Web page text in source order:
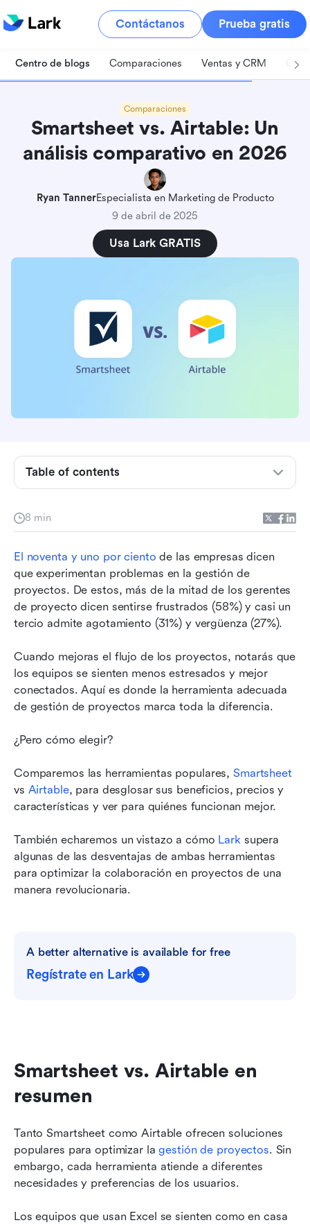
Contáctanos Prueba gratis
Centro de blogs Comparaciones Ventas y CRM
Comparaciones
Smartsheet vs. Airtable: Un
análisis comparativo en 2026
Ryan TannerEspecialista en Marketing de Producto
9 de abril de 2025
Usa Lark GRATIS
8 min
El noventa y uno por ciento de las empresas dicen
que experimentan problemas en la gestión de
proyectos. De estos, más de la mitad de los gerentes
de proyecto dicen sentirse frustrados (58%) y casi un
tercio admite agotamiento (31%) y vergüenza (27%).
Cuando mejoras el flujo de los proyectos, notarás que
los equipos se sienten menos estresados y mejor
conectados. Aquí es donde la herramienta adecuada
de gestión de proyectos marca toda la diferencia.
¿Pero cómo elegir?
Comparemos las herramientas populares, Smartsheet
vs Airtable, para desglosar sus beneficios, precios y
características y ver para quiénes funcionan mejor.
También echaremos un vistazo a cómo Lark supera
algunas de las desventajas de ambas herramientas
para optimizar la colaboración en proyectos de una
manera revolucionaria.
A better alternative is available for free
Regístrate en Lark
Smartsheet vs. Airtable en
resumen
Tanto Smartsheet como Airtable ofrecen soluciones
populares para optimizar la gestión de proyectos. Sin
embargo, cada herramienta atiende a diferentes
necesidades y preferencias de los usuarios.
Los equipos que usan Excel se sienten como en casa
Table of contents
características?
Smartsheet vs. Airtable: ¿Cuál tiene las mejores
integraciones?
Smartsheet vs. Airtable: ¿Cuál es el más seguro
y cumple con las normativas?
Smartsheet vs. Airtable: ¿Qué están diciendo
otros usuarios?
Smartsheet vs. Airtable: ¿Cuál es el adecuado
para ti?
A smarter alternative: Lark
Lectura relacionada